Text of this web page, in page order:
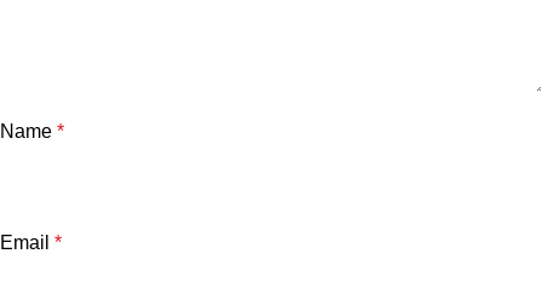
Name *
Email *